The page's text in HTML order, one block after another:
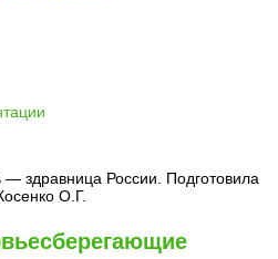
— здравница России. Подготовила
О.Г.